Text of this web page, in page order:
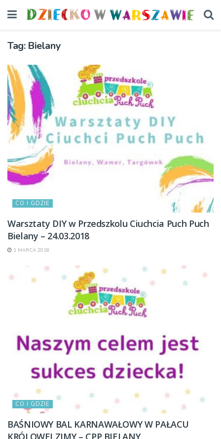
Tag: Bielany
CO I GDZIE
Warsztaty DIY w Przedszkolu Ciuchcia Puch Puch
Bielany – 24.03.2018
1 MARCA 2018
CO I GDZIE
BAŚNIOWY BAL KARNAWAŁOWY W PAŁACU
KRÓLOWEJ ZIMY – CPP BIELANY